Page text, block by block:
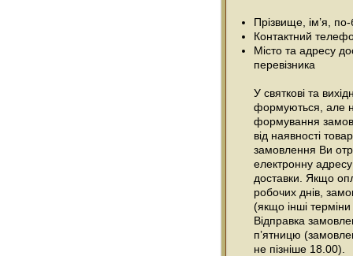
Прізвище, ім’я,
Контактний
Місто та адресу
перевізника
У святкові та
формуються, але
формування
від наявності
замовлення Ви
електронну
доставки. Якщо
робочих днів,
(якщо інші
Відправка
п’ятницю
не пізніше 18.00).